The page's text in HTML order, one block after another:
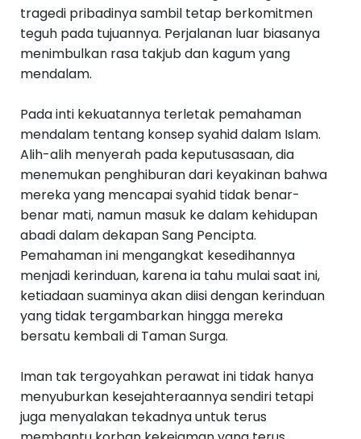
tragedi pribadinya sambil tetap berkomitmen
teguh pada tujuannya. Perjalanan luar biasanya
menimbulkan rasa takjub dan kagum yang
mendalam.
Pada inti kekuatannya terletak pemahaman
mendalam tentang konsep syahid dalam Islam.
Alih-alih menyerah pada keputusasaan, dia
menemukan penghiburan dari keyakinan bahwa
mereka yang mencapai syahid tidak benar-
benar mati, namun masuk ke dalam kehidupan
abadi dalam dekapan Sang Pencipta.
Pemahaman ini mengangkat kesedihannya
menjadi kerinduan, karena ia tahu mulai saat ini,
ketiadaan suaminya akan diisi dengan kerinduan
yang tidak tergambarkan hingga mereka
bersatu kembali di Taman Surga.
Iman tak tergoyahkan perawat ini tidak hanya
menyuburkan kesejahteraannya sendiri tetapi
juga menyalakan tekadnya untuk terus